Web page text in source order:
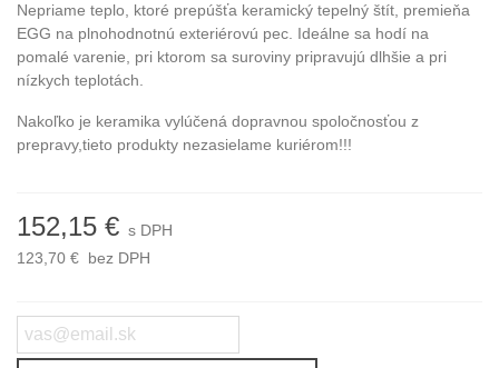
Nepriame teplo, ktoré prepúšťa keramický tepelný štít, premieňa
EGG na plnohodnotnú exteriérovú pec. Ideálne sa hodí na
pomalé varenie, pri ktorom sa suroviny pripravujú dlhšie a pri
nízkych teplotách.
Nakoľko je keramika vylúčená dopravnou spoločnosťou z
prepravy,tieto produkty nezasielame kuriérom!!!
152,15 € s DPH
123,70 € bez DPH